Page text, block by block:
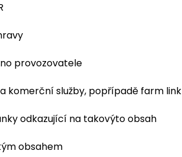
provozovatele
komerční služby, popřípadě farm link
odkazující na takovýto obsah
obsahem